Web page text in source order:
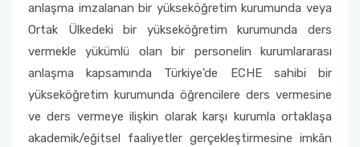
anlaşma imzalanan bir yükseköğretim kurumunda veya
Ortak Ülkedeki bir yükseköğretim kurumunda ders
vermekle yükümlü olan bir personelin kurumlararası
anlaşma kapsamında Türkiye’de ECHE sahibi bir
yükseköğretim kurumunda öğrencilere ders vermesine
ve ders vermeye ilişkin olarak karşı kurumla ortaklaşa
akademik/eğitsel faaliyetler gerçekleştirmesine imkân
Erasmus+ Ofis Görüşme Saatleri